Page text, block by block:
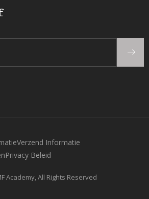
Verzend Informatie
Privacy Beleid
Academy, All Rights Reserved